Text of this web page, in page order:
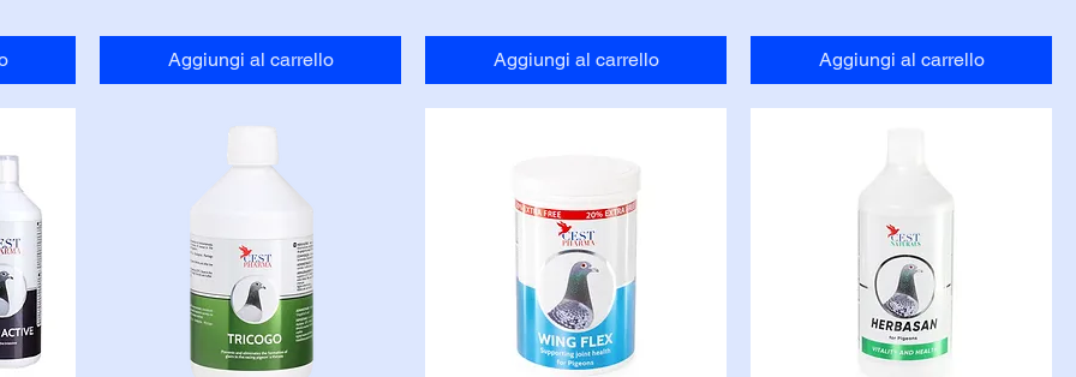
Aggiungi al carrello Aggiungi al carrello Aggiungi al carrello